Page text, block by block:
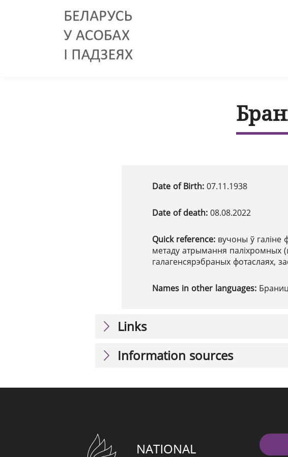
Date of Birth: 07.11.1938
Date of death: 08.08.2022
Quick reference: вучоны ў галіне
метаду атрымання паліхромных
галагенсярэбраных фотаслаях,
Names in other languages:
Links
Information sources